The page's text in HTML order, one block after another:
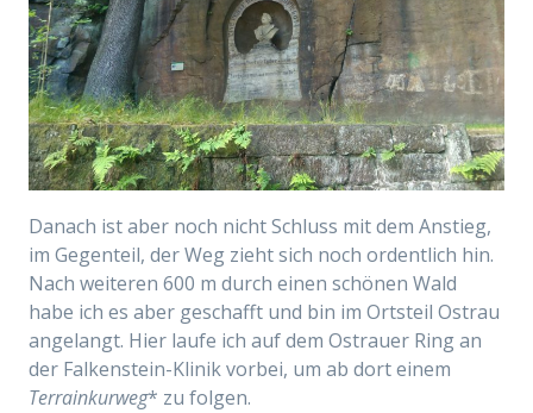
Danach ist aber noch nicht Schluss mit dem Anstieg,
im Gegenteil, der Weg zieht sich noch ordentlich hin.
Nach weiteren 600 m durch einen schönen Wald
habe ich es aber geschafft und bin im Ortsteil Ostrau
angelangt. Hier laufe ich auf dem Ostrauer Ring an
der Falkenstein-Klinik vorbei, um ab dort einem
Terrainkurweg* zu folgen.